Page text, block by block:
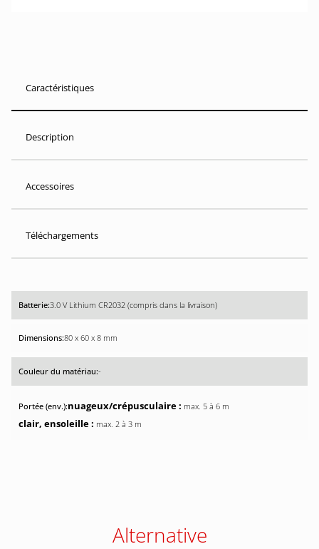
Caractéristiques
Description
Accessoires
Téléchargements
3.0 V Lithium CR2032 (compris dans la livraison)
80 x 60 x 8 mm
-
nuageux/crépusculaire : max. 5 à 6 m
clair, ensoleille : max. 2 à 3 m
Alternative